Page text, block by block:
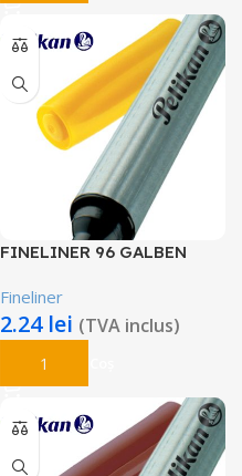
FINELINER 96 GALBEN
Fineliner
2.24 lei (TVA inclus)
Adaugă În Coș